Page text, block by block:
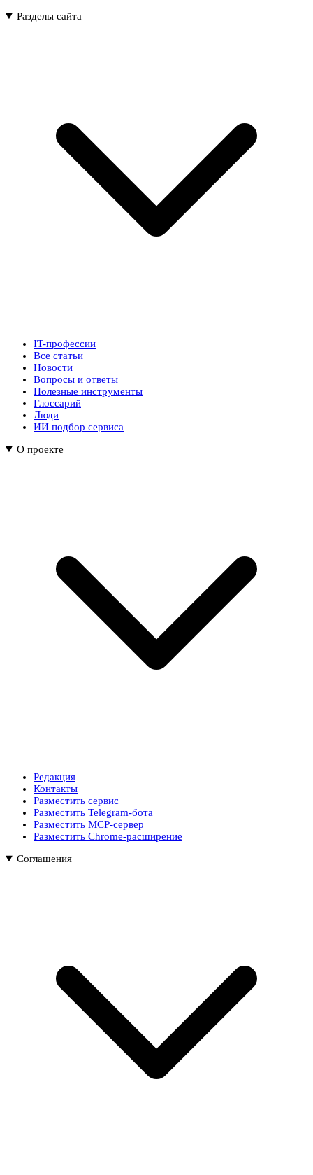
Разделы сайта
IT-профессии
Все статьи
Новости
Вопросы и ответы
Полезные инструменты
Глоссарий
Люди
ИИ подбор сервиса
О проекте
Редакция
Контакты
Разместить сервис
Разместить Telegram-бота
Разместить MCP-сервер
Разместить Chrome-расширение
Соглашения